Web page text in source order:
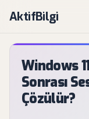
AktifBilgi
Windows
Sonrası
Çözülür?